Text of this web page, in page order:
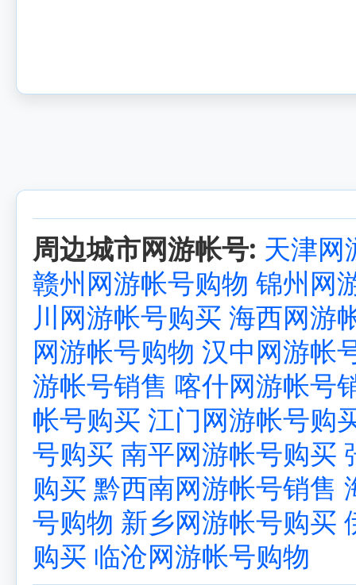
周边城市网游帐号: 天津网
赣州网游帐号购物 锦州网
川网游帐号购买 海西网游
网游帐号购物 汉中网游帐
游帐号销售 喀什网游帐号
帐号购买 江门网游帐号购
号购买 南平网游帐号购买
购买 黔西南网游帐号销售
号购物 新乡网游帐号购买
购买 临沧网游帐号购物